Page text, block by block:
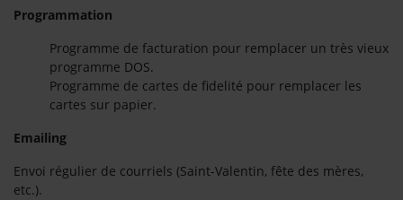
Programmation
Programme de facturation pour remplacer un très vieux
programme DOS.
Programme de cartes de fidelité pour remplacer les
cartes sur papier.
Emailing
Envoi régulier de courriels (Saint-Valentin, fête des mères,
etc.).